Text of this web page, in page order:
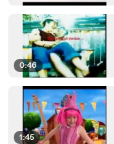
0:46
1:45